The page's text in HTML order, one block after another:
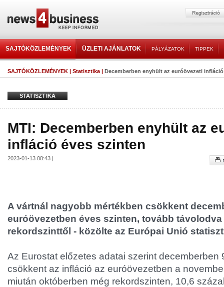
SAJTÓKÖZLEMÉNYEK ÜZLETI AJÁNLATOK PÁLYÁZATOK TIPPEK
SAJTÓKÖZLEMÉNYEK | Statisztika | Decemberben enyhült az euróövezeti
STATISZTIKA
MTI: Decemberben enyhült az
infláció éves szinten
2023-01-13 08:43 |
A vártnál nagyobb mértékben csökkent
euróövezetben éves szinten, tovább
rekordszinttől - közölte az Európai Unió
Az Eurostat előzetes adatai szerint decemberben
csökkent az infláció az euróövezetben a
miután októberben még rekordszinten, 10,6